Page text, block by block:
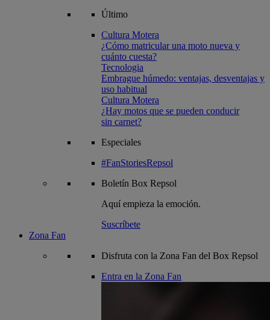
Último
Cultura Motera
¿Cómo matricular una moto nueva y
cuánto cuesta?
Tecnologia
Embrague húmedo: ventajas, desventajas y
uso habitual
Cultura Motera
¿Hay motos que se pueden conducir
sin carnet?
Especiales
#FanStoriesRepsol
Boletín Box Repsol
Aquí empieza la emoción.
Suscríbete
Zona Fan
Disfruta con la Zona Fan del Box Repsol
Entra en la Zona Fan